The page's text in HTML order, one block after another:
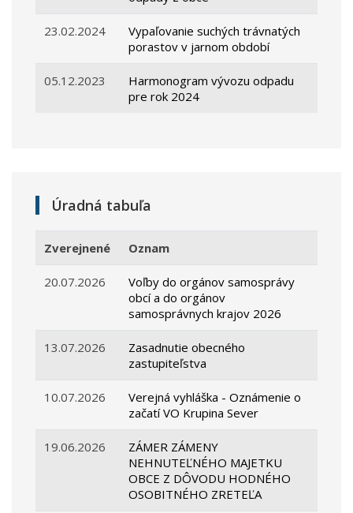
23.02.2024
Vypaľovanie suchých trávnatých
porastov v jarnom období
05.12.2023
Harmonogram vývozu odpadu
pre rok 2024
Úradná tabuľa
Zverejnené Oznam
20.07.2026
Voľby do orgánov samosprávy
obcí a do orgánov
samosprávnych krajov 2026
13.07.2026
Zasadnutie obecného
zastupiteľstva
10.07.2026
Verejná vyhláška - Oznámenie o
začatí VO Krupina Sever
19.06.2026
ZÁMER ZÁMENY
NEHNUTEĽNÉHO MAJETKU
OBCE Z DÔVODU HODNÉHO
OSOBITNÉHO ZRETEĽA